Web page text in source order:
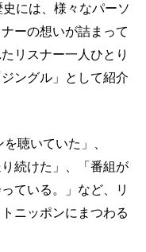
には、様々なパーソ
ーの想いが詰まって
リスナー一人ひとり
ングル」として紹介
聴いていた」、
続けた」、「番組が
ている。」など、リ
ニッポンにまつわる